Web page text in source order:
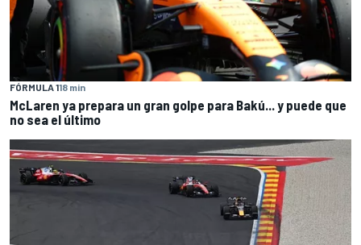
FÓRMULA 118 min
McLaren ya prepara un gran golpe para Bakú... y puede que
no sea el último